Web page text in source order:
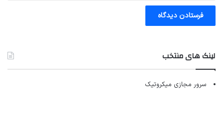
لینک های منتخب
سرور مجازی میکروتیک